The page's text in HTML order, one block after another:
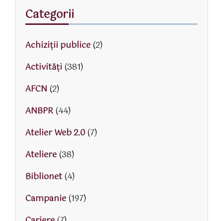
Categorii
Achiziții publice(2)
Activităţi (381)
AFCN (2)
ANBPR(44)
Atelier Web 2.0(7)
Ateliere(38)
Biblionet(4)
Campanie(197)